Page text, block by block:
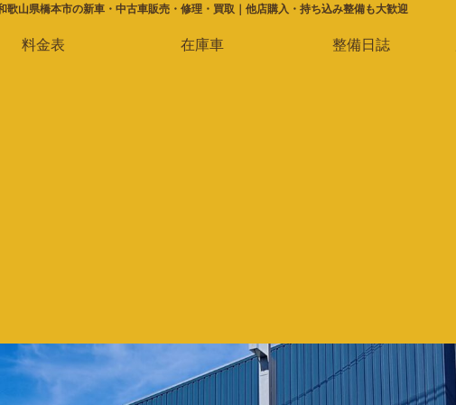
歌山県橋本市の新車・中古車販売・修理・買取｜他店購入・持ち込み整備も大歓迎
料金表 在庫車 整備日誌